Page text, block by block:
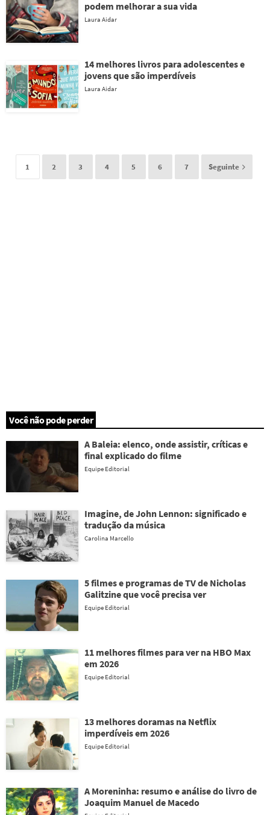
podem melhorar a sua vida
Laura Aidar
14 melhores livros para adolescentes e
jovens que são imperdíveis
Laura Aidar
1 2 3 4 5 6 7 Seguinte
Você não pode perder
A Baleia: elenco, onde assistir, críticas e
final explicado do filme
Equipe Editorial
Imagine, de John Lennon: significado e
tradução da música
Carolina Marcello
5 filmes e programas de TV de Nicholas
Galitzine que você precisa ver
Equipe Editorial
11 melhores filmes para ver na HBO Max
em 2026
Equipe Editorial
13 melhores doramas na Netflix
imperdíveis em 2026
Equipe Editorial
A Moreninha: resumo e análise do livro de
Joaquim Manuel de Macedo